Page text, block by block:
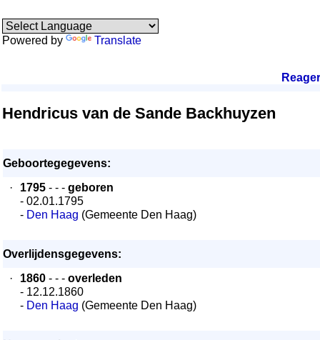
Powered by Translate
Hendricus van de Sande Backhuyzen
Geboortegegevens:
·
1795 - - - geboren
- 02.01.1795
- Den Haag (Gemeente Den Haag)
Overlijdensgegevens:
·
1860 - - - overleden
- 12.12.1860
- Den Haag (Gemeente Den Haag)